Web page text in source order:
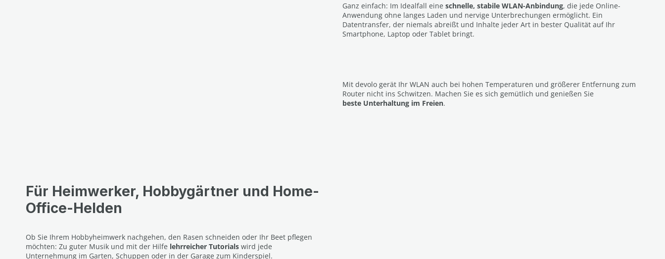
Ganz einfach: Im Idealfall eine schnelle, stabile WLAN-Anbindung, die jede Online-
Anwendung ohne langes Laden und nervige Unterbrechungen ermöglicht. Ein
Datentransfer, der niemals abreißt und Inhalte jeder Art in bester Qualität auf Ihr
Smartphone, Laptop oder Tablet bringt.
Mit devolo gerät Ihr WLAN auch bei hohen Temperaturen und größerer Entfernung zum
Router nicht ins Schwitzen. Machen Sie es sich gemütlich und genießen Sie
beste Unterhaltung im Freien.
Für Heimwerker, Hobbygärtner und Home-
Office-Helden
Ob Sie Ihrem Hobbyheimwerk nachgehen, den Rasen schneiden oder Ihr Beet pflegen
möchten: Zu guter Musik und mit der Hilfe lehrreicher Tutorials wird jede
Unternehmung im Garten, Schuppen oder in der Garage zum Kinderspiel.